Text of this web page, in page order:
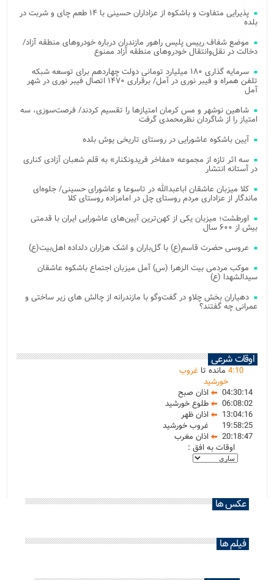
پذیرایی متفاوت و باشکوه از عزاداران حسینی با ۱۴ طعم چای و شربت در
بلده
موضع شفاف رییس پلیس راهور مازندران درباره خودروهای منطقه آزاد/
دخالت در نقل‌وانتقال خودروهای منطقه آزاد ممنوع
سرمایه گذاری ۱۸۰ میلیارد تومانی دولت چهاردهم برای توسعه شبکه
تلفن همراه و فیبر نوری در آمل/ برقراری ۱۴۷۰ اتصال فیبر نوری در شهر
آمل
شاهین نوشهر و مس کرمان امتیازها را تقسیم کردند/ فرصت‌سوزی، سه
امتیاز را از شاگردان نظرمحمدی گرفت
آیین باشکوه عاشورایی در روستای تاریخی یوش بلده
سه اثر تازه از مجموعه «مفاخر فریدونکنار» به قلم شعبان آزادی کناری
در آستانه انتشار
کلا میزبان عاشقان اباعبدالله در تاسوعا و عاشورای حسینی/ جلوه‌ای
ماندگار از عزاداری مردم روستای چل در امامزاده روستای کلا
اورطشت؛ میزبان یکی از کهن‌ترین آیین‌های عاشورایی ایران با قدمتی
بیش از ۶۰۰ سال
عروسی حضرت قاسم(ع) با گل‌باران و اشک هزاران دلداده اهل‌بیت(ع)
موکب مردمی بیت‌ الزهرا (س) آمل میزبان اجتماع باشکوه عاشقان
سیدالشهدا (ع)
دهیاران بخش چلاو در گفت‌وگو با مازندرانه از چالش های زیر ساختی و
عمرانی چه گفتند؟
اوقات شرعی
4:10 مانده تاغروب
خورشید
04:30:14
اذان صبح
06:08:02
طلوع خورشید
13:04:16
اذان ظهر
19:58:25
غروب خورشید
20:18:47
اذان مغرب
اوقات به افق :
عکس ها
فیلم ها